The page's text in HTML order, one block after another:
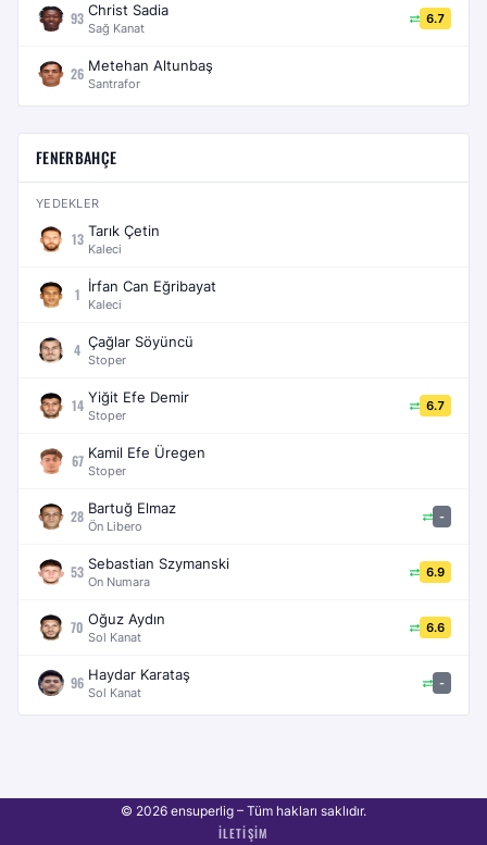
93 Christ Sadia
Sağ Kanat
6.7
26 Metehan Altunbaş
Santrafor
FENERBAHÇE
YEDEKLER
13 Tarık Çetin
Kaleci
1 İrfan Can Eğribayat
Kaleci
4 Çağlar Söyüncü
Stoper
14 Yiğit Efe Demir
Stoper
6.7
67 Kamil Efe Üregen
Stoper
28 Bartuğ Elmaz
Ön Libero
-
53 Sebastian Szymanski
On Numara
6.9
70 Oğuz Aydın
Sol Kanat
6.6
96 Haydar Karataş
Sol Kanat
-
© 2026 ensuperlig – Tüm hakları saklıdır.
İLETIŞIM